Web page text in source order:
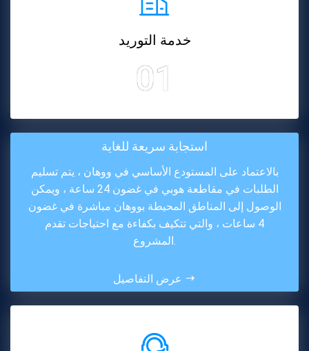
خدمة التوريد
01
استجابة سريعة للغاية
بالاعتماد على المستودع الأساسي في ووهان ، يتم تسليم
الطلبات في مقاطعة هوبي في غضون 24 ساعة ، ويمكن
الوصول إلى المناطق المحيطة بووهان مباشرة في غضون
4 ساعات ، والتي تتكيف بكفاءة مع احتياجات تقدم
المشروع.